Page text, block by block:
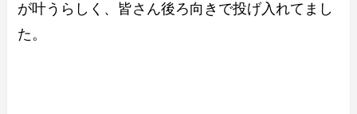
が叶うらしく、皆さん後ろ向きで投げ入れてまし
た。